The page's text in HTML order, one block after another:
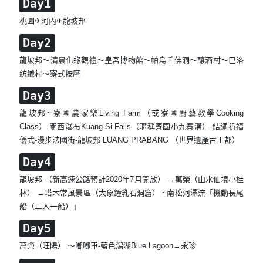
Day1
桃園✈河內✈龍坡邦
Day2
龍坡邦～清晨化緣觀禮～皇宮博物館～帕烏千佛洞～釀酒村～巴洛
紡織村～寮式按摩
Day3
龍坡邦~寮國農家樂Living Farm（或寮國廚藝教學Cooking
Class）-關西瀑布Kuang Si Falls（暱稱寮國小九寨溝）-結繩祈福
儀式-漫步法國街-龍坡邦 LUANG PRABANG （世界遺產古王都）
Day4
龍坡邦-（新高速公路預計2020年7月開放） →萬榮（山水仙境小桂
林） →塔木常風景區（大象鐘乳石洞窟） ~南松河漂流「機動長尾
船（二人一船）」
Day5
萬榮（旺陽） ～嘟嘟車-藍色潟湖Blue Lagoon→永珍